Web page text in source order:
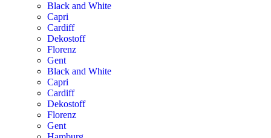
Black and White
Capri
Cardiff
Dekostoff
Florenz
Gent
Black and White
Capri
Cardiff
Dekostoff
Florenz
Gent